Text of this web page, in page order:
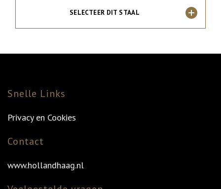
SELECTEER DIT STAAL
Snelle Links
Privacy en Cookies
Contact
www.hollandhaag.nl